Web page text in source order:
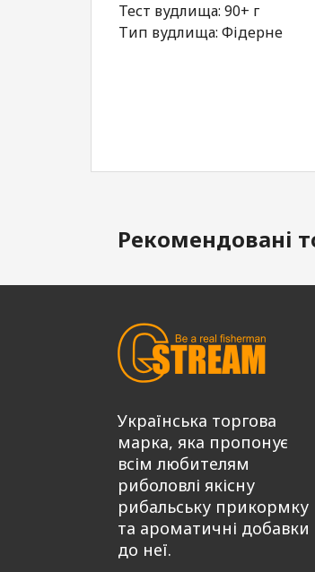
Тест вудлища: 90+ г
Тип вудлища: Фідерне
Рекомендовані
Українська торгова
марка, яка пропонує
всім любителям
риболовлі якісну
рибальську прикормку
та ароматичні добавки
до неї.